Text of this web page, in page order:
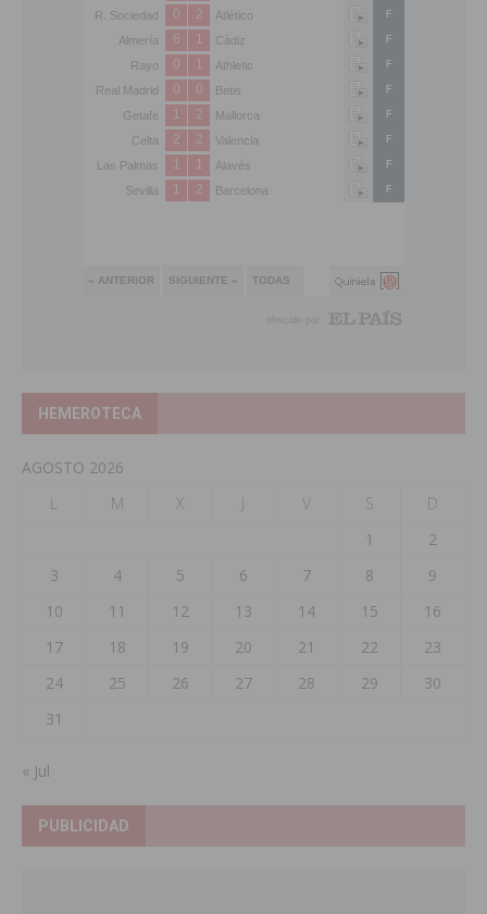
HEMEROTECA
AGOSTO 2026
L
M X J V S
D
1
2
3
4 5 6 7 8
9
10
11 12 13 14 15
16
17
18 19 20 21 22
23
24
25 26 27 28 29
30
31
« Jul
PUBLICIDAD